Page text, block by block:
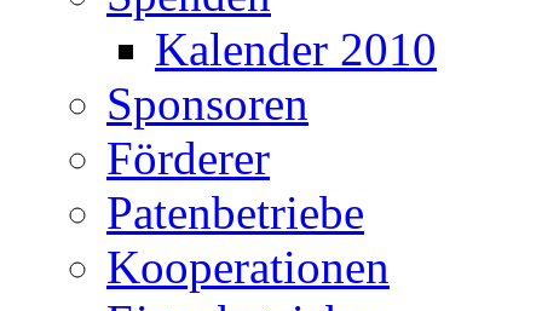
Kalender 2010
Sponsoren
Förderer
Patenbetriebe
Kooperationen